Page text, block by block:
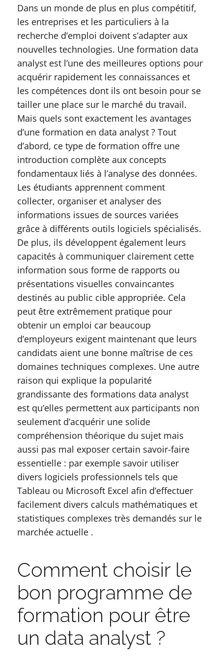
Dans un monde de plus en plus compétitif,
les entreprises et les particuliers à la
recherche d’emploi doivent s’adapter aux
nouvelles technologies. Une formation data
analyst est l’une des meilleures options pour
acquérir rapidement les connaissances et
les compétences dont ils ont besoin pour se
tailler une place sur le marché du travail.
Mais quels sont exactement les avantages
d’une formation en data analyst ? Tout
d’abord, ce type de formation offre une
introduction complète aux concepts
fondamentaux liés à l’analyse des données.
Les étudiants apprennent comment
collecter, organiser et analyser des
informations issues de sources variées
grâce à différents outils logiciels spécialisés.
De plus, ils développent également leurs
capacités à communiquer clairement cette
information sous forme de rapports ou
présentations visuelles convaincantes
destinés au public cible appropriée. Cela
peut être extrêmement pratique pour
obtenir un emploi car beaucoup
d’employeurs exigent maintenant que leurs
candidats aient une bonne maîtrise de ces
domaines techniques complexes. Une autre
raison qui explique la popularité
grandissante des formations data analyst
est qu’elles permettent aux participants non
seulement d’acquérir une solide
compréhension théorique du sujet mais
aussi pas mal exposer certain savoir-faire
essentielle : par exemple savoir utiliser
divers logiciels professionnels tels que
Tableau ou Microsoft Excel afin d’effectuer
facilement divers calculs mathématiques et
statistiques complexes très demandés sur le
marchée actuelle .
Comment choisir le
bon programme de
formation pour être
un data analyst ?